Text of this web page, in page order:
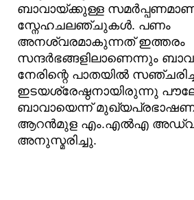
ബാവായ്ക്കുള്ള
സ്നേഹചലഞ്ചുകൾ. പണം
അനശ്വരമാകുന്നത് ഇത്തരം
സന്ദർഭങ്ങളിലാണെന്നും
നേരിന്റെ പാതയിൽ
ഇടയശ്രേഷ്ഠനായിരുന്നു
ബാവായെന്ന്
ആറൻമുള എം.എൽഎ
അനുസ്മരിച്ചു.